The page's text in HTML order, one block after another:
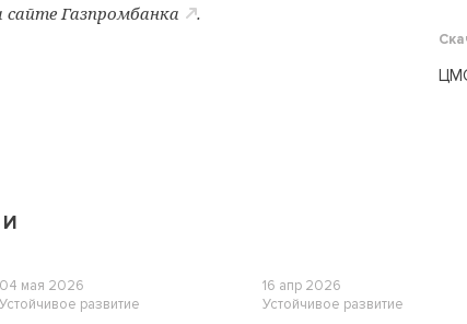
сайтеГазпромбанка .
04 мая 2026
Устойчивое развитие
16 апр 2026
Устойчивое развитие